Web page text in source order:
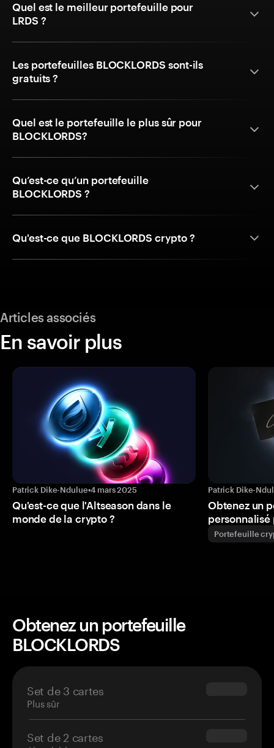
Quel est le meilleur portefeuille pour
LRDS ?
Les portefeuilles BLOCKLORDS sont-ils
gratuits ?
Quel est le portefeuille le plus sûr pour
BLOCKLORDS?
Qu’est-ce qu’un portefeuille
BLOCKLORDS ?
Qu'est-ce que BLOCKLORDS crypto ?
Articles associés
En savoir plus
Patrick Dike-Ndulue•4 mars 2025
Qu'est-ce que l'Altseason dans le
monde de la crypto ?
Patrick Dike-
Obtenez un
personnalisé
Portefeuille
Obtenez un portefeuille
BLOCKLORDS
Set de 3 cartes
Plus sûr
$69.90
Set de 2 cartes $54.90